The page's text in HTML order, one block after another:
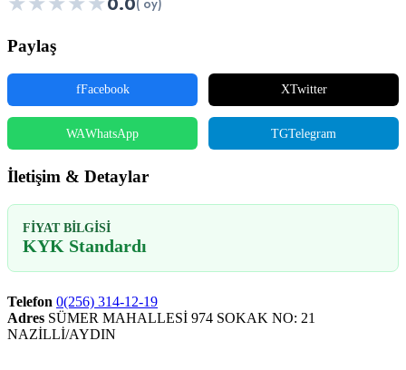
Paylaş
fFacebook XTwitter
WAWhatsApp TGTelegram
İletişim & Detaylar
FIYAT BILGISI
KYK Standardı
Telefon 0(256) 314-12-19
Adres SÜMER MAHALLESİ 974 SOKAK NO: 21
NAZİLLİ/AYDIN